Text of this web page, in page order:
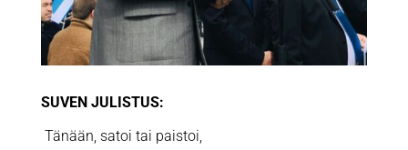
SUVEN JULISTUS:
Tänään, satoi tai paistoi,